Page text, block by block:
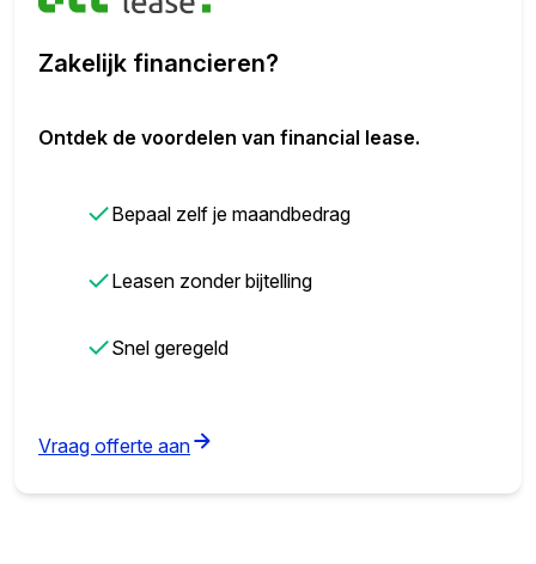
Zakelijk financieren?
Ontdek de voordelen van financial lease.
✓Bepaal zelf je maandbedrag
✓Leasen zonder bijtelling
✓Snel geregeld
Vraag offerte aan